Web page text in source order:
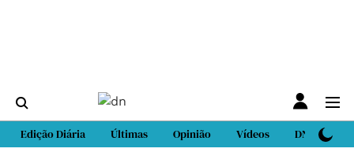
Edição Diária Últimas Opinião Vídeos DN Sport